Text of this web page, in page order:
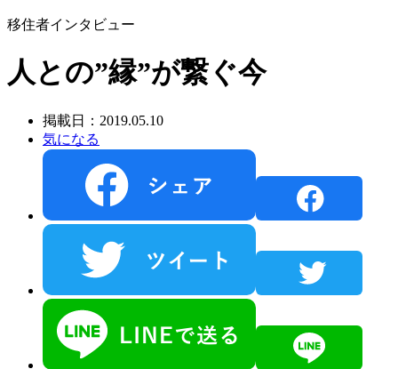
移住者インタビュー
人との”縁”が繋ぐ今
掲載日：2019.05.10
気になる